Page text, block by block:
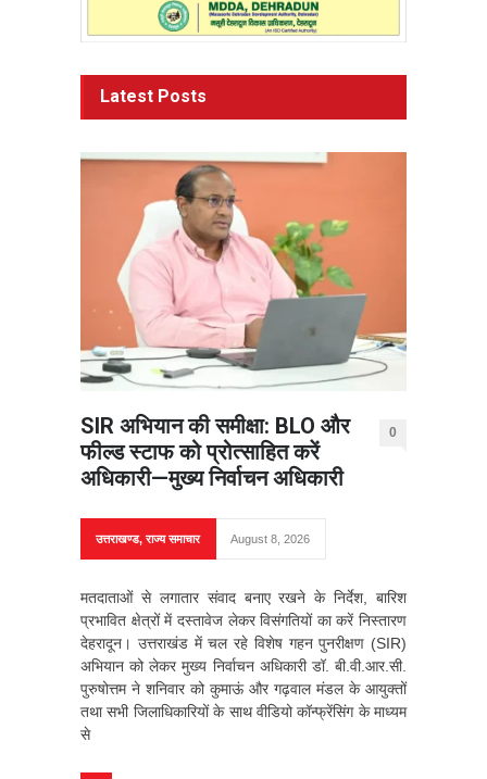
Latest Posts
SIR अभियान की समीक्षा: BLO और
फील्ड स्टाफ को प्रोत्साहित करें
अधिकारी—मुख्य निर्वाचन अधिकारी
0
उत्तराखण्ड,राज्य समाचार August 8, 2026
मतदाताओं से लगातार संवाद बनाए रखने के निर्देश, बारिश
प्रभावित क्षेत्रों में दस्तावेज लेकर विसंगतियों का करें निस्तारण
देहरादून। उत्तराखंड में चल रहे विशेष गहन पुनरीक्षण (SIR)
अभियान को लेकर मुख्य निर्वाचन अधिकारी डॉ. बी.वी.आर.सी.
पुरुषोत्तम ने शनिवार को कुमाऊं और गढ़वाल मंडल के आयुक्तों
तथा सभी जिलाधिकारियों के साथ वीडियो कॉन्फ्रेंसिंग के माध्यम
से